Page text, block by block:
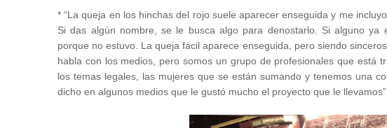
* “La queja en los hinchas del rojo suele aparecer enseguida y me
Si das algún nombre, se le busca algo para denostarlo. Si alguno ya
porque no estuvo. La queja fácil aparece enseguida, pero siendo
habla con los medios, pero somos un grupo de profesionales que está
los temas legales, las mujeres que se están sumando y tenemos una
dicho en algunos medios que le gustó mucho el proyecto que le